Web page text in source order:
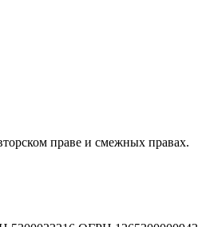
праве и смежных правах.